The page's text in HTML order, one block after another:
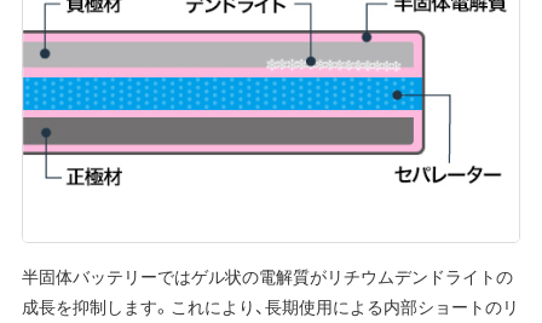
半固体バッテリーではゲル状の電解質がリチウムデンドライトの
成長を抑制します。これにより、長期使用による内部ショートのリ